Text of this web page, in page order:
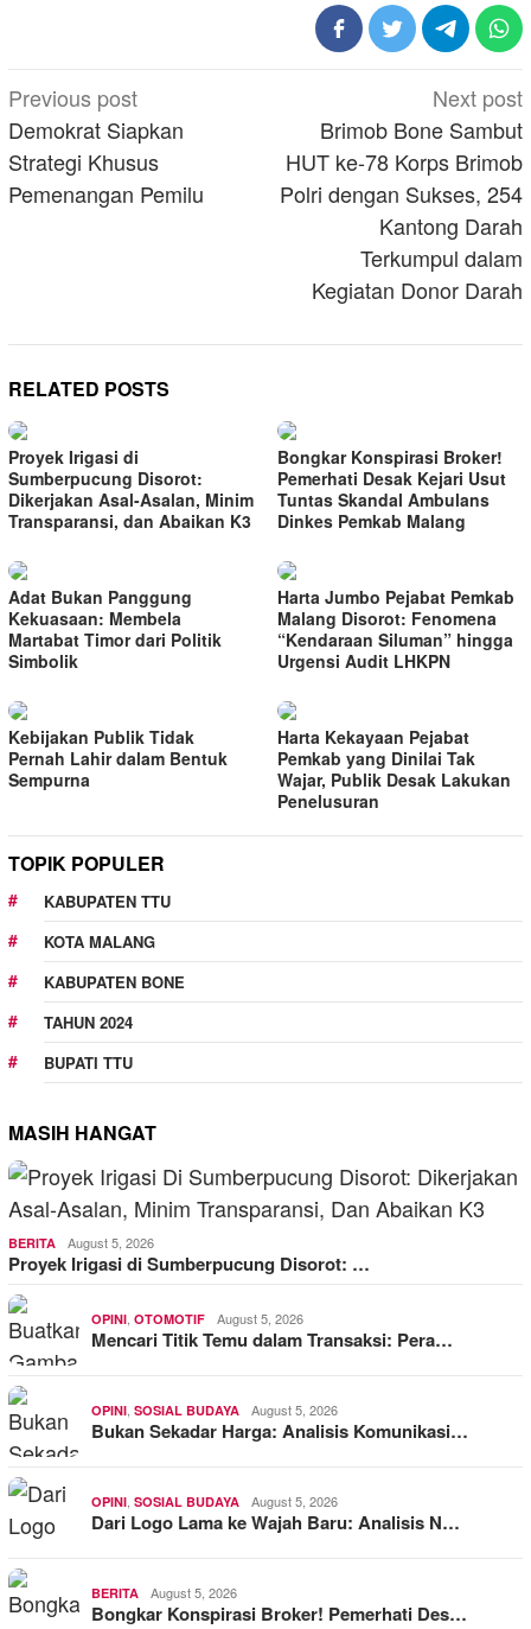
Post
navigation
Previous post
Demokrat Siapkan
Strategi Khusus
Pemenangan Pemilu
Next post
Brimob Bone Sambut
HUT ke-78 Korps Brimob
Polri dengan Sukses, 254
Kantong Darah
Terkumpul dalam
Kegiatan Donor Darah
RELATED POSTS
Proyek Irigasi di
Sumberpucung Disorot:
Dikerjakan Asal-Asalan, Minim
Transparansi, dan Abaikan K3
Bongkar Konspirasi Broker!
Pemerhati Desak Kejari Usut
Tuntas Skandal Ambulans
Dinkes Pemkab Malang
Adat Bukan Panggung
Kekuasaan: Membela
Martabat Timor dari Politik
Simbolik
Harta Jumbo Pejabat Pemkab
Malang Disorot: Fenomena
“Kendaraan Siluman” hingga
Urgensi Audit LHKPN
Kebijakan Publik Tidak
Pernah Lahir dalam Bentuk
Sempurna
Harta Kekayaan Pejabat
Pemkab yang Dinilai Tak
Wajar, Publik Desak Lakukan
Penelusuran
TOPIK POPULER
KABUPATEN TTU
KOTA MALANG
KABUPATEN BONE
TAHUN 2024
BUPATI TTU
MASIH HANGAT
BERITA August 5, 2026
Proyek Irigasi di Sumberpucung Disorot: …
OPINI OTOMOTIF August 5, 2026
Mencari Titik Temu dalam Transaksi: Pera…
OPINI SOSIAL BUDAYA August 5, 2026
Bukan Sekadar Harga: Analisis Komunikasi…
OPINI SOSIAL BUDAYA August 5, 2026
Dari Logo Lama ke Wajah Baru: Analisis N…
BERITA August 5, 2026
Bongkar Konspirasi Broker! Pemerhati Des…